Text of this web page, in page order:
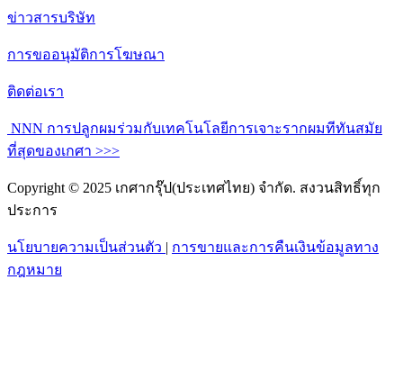
ข่าวสารบริษัท
การขออนุมัติการโฆษณา
ติดต่อเรา
NNN การปลูกผมร่วมกับเทคโนโลยีการเจาะรากผมทีทันสมัย
ที่สุดของเกศา >>>
Copyright © 2025 เกศากรุ๊ป(ประเทศไทย) จำกัด. สงวนสิทธิ์ทุก
ประการ
นโยบายความเป็นส่วนตัว | การขายและการคืนเงินข้อมูลทาง
กฎหมาย